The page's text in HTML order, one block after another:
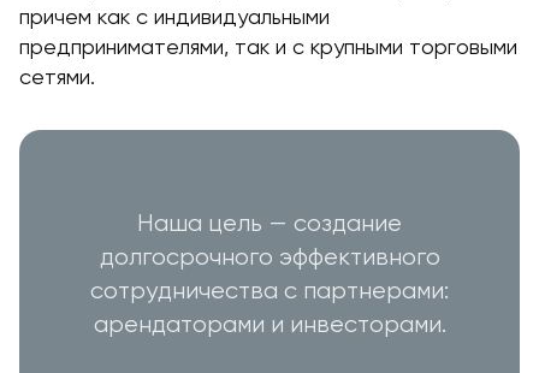
причем как с индивидуальными
предпринимателями, так и с крупными торговыми
сетями.
Наша цель — создание
долгосрочного эффективного
сотрудничества с партнерами:
арендаторами и инвесторами.